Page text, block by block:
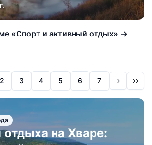
«Спорт и активный отдых» →
2 3 4 5 6 7
на Хваре: